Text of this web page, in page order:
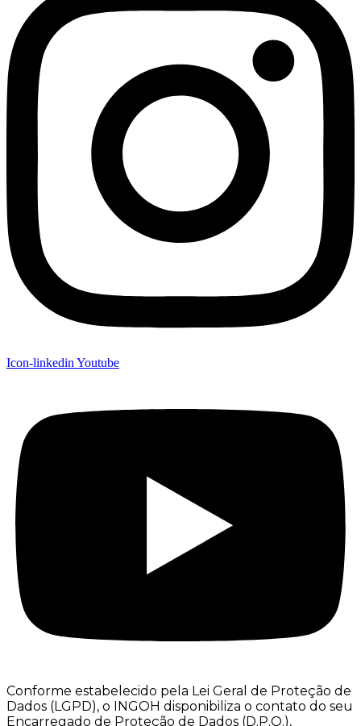
Icon-linkedin Youtube
Conforme estabelecido pela Lei Geral de Proteção de
Dados (LGPD), o INGOH disponibiliza o contato do seu
Encarregado de Proteção de Dados (D.P.O.),